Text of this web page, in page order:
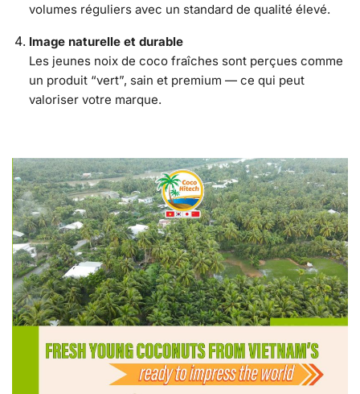
volumes réguliers avec un standard de qualité élevé.
Image naturelle et durable
Les jeunes noix de coco fraîches sont perçues comme
un produit “vert”, sain et premium — ce qui peut
valoriser votre marque.